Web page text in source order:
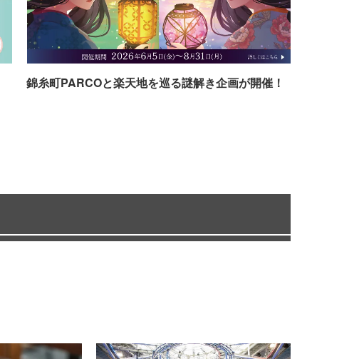
錦糸町PARCOと楽天地を巡る謎解き企画が開催！